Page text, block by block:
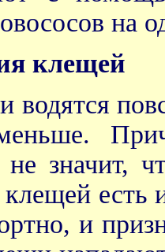
на
клещей
не значит,
есть
и